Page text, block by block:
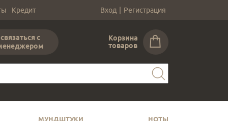
Кредит Вход | Регистрация
связаться с
Корзина
товаров
МУНДШТУКИ НОТЫ